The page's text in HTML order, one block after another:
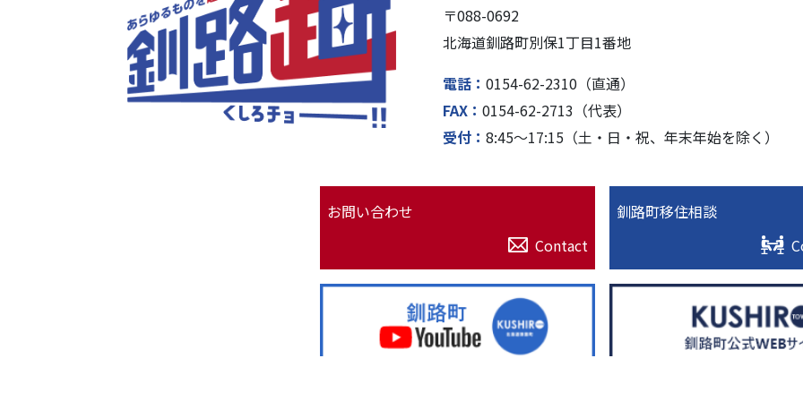
〒088-0692
北海道釧路町別保1丁⽬1番地
電話
0154-62-2310（直通）
FAX
0154-62-2713（代表）
受付
8:45〜17:15（⼟・⽇・祝、年末年始を除く）
お問い合わせ
Contact
釧路町移住相談